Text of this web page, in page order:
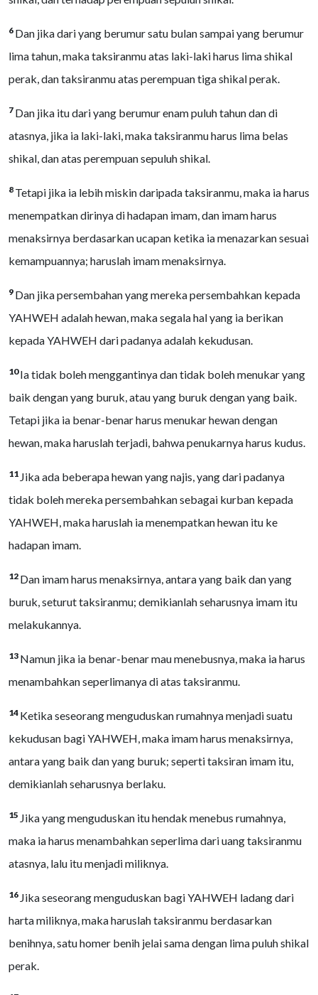
6 Dan jika dari yang berumur satu bulan sampai yang berumur
lima tahun, maka taksiranmu atas laki-laki harus lima shikal
perak, dan taksiranmu atas perempuan tiga shikal perak.
7 Dan jika itu dari yang berumur enam puluh tahun dan di
atasnya, jika ia laki-laki, maka taksiranmu harus lima belas
shikal, dan atas perempuan sepuluh shikal.
8 Tetapi jika ia lebih miskin daripada taksiranmu, maka ia harus
menempatkan dirinya di hadapan imam, dan imam harus
menaksirnya berdasarkan ucapan ketika ia menazarkan sesuai
kemampuannya; haruslah imam menaksirnya.
9 Dan jika persembahan yang mereka persembahkan kepada
YAHWEH adalah hewan, maka segala hal yang ia berikan
kepada YAHWEH dari padanya adalah kekudusan.
10Ia tidak boleh menggantinya dan tidak boleh menukar yang
baik dengan yang buruk, atau yang buruk dengan yang baik.
Tetapi jika ia benar-benar harus menukar hewan dengan
hewan, maka haruslah terjadi, bahwa penukarnya harus kudus.
11 Jika ada beberapa hewan yang najis, yang dari padanya
tidak boleh mereka persembahkan sebagai kurban kepada
YAHWEH, maka haruslah ia menempatkan hewan itu ke
hadapan imam.
12 Dan imam harus menaksirnya, antara yang baik dan yang
buruk, seturut taksiranmu; demikianlah seharusnya imam itu
melakukannya.
13 Namun jika ia benar-benar mau menebusnya, maka ia harus
menambahkan seperlimanya di atas taksiranmu.
14 Ketika seseorang menguduskan rumahnya menjadi suatu
kekudusan bagi YAHWEH, maka imam harus menaksirnya,
antara yang baik dan yang buruk; seperti taksiran imam itu,
demikianlah seharusnya berlaku.
15 Jika yang menguduskan itu hendak menebus rumahnya,
maka ia harus menambahkan seperlima dari uang taksiranmu
atasnya, lalu itu menjadi miliknya.
16 Jika seseorang menguduskan bagi YAHWEH ladang dari
harta miliknya, maka haruslah taksiranmu berdasarkan
benihnya, satu homer benih jelai sama dengan lima puluh shikal
perak.